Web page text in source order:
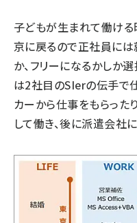
子どもが生まれて働ける
京に戻るので正社員には
か、フリーになるかしか
は2社目のSIerの伝手で
カーから仕事をもらった
して働き、後に派遣会社